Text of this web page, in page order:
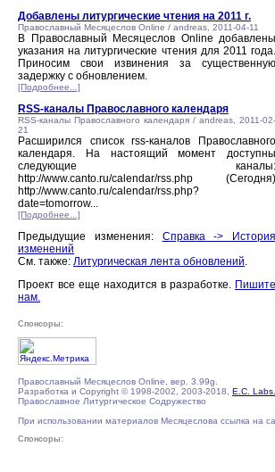
Добавлены литургические чтения на 2011 г.
Православный Месяцеслов Online / andreas, 2011-04-11
В Православный Месяцеслов Online добавлены
указания на литургические чтения для 2011 года.
Приносим свои извинения за существенную
задержку с обновлением.
[Подробнее...]
RSS-каналы Православного календаря
RSS-каналы Православного календаря / andreas, 2011-02-
21
Расширился список rss-каналов Православного
календаря. На настоящий момент доступны
следующие каналы:
http://www.canto.ru/calendar/rss.php (Сегодня)
http://www.canto.ru/calendar/rss.php?
date=tomorrow...
[Подробнее...]
Предыдущие изменения: Справка -> История
изменений
См. также: Литургическая лента обновлений.
Проект все еще находится в разработке. Пишите
нам.
Спонсоры:
Православный Месяцеслов Online, вер. 3.99g.
Разработка и Copyright © 1998-2002, 2003-2018, E.C. Labs.
Православное Литургическое Содружество
При использовании материалов Месяцеслова ссылка на
Спонсоры: